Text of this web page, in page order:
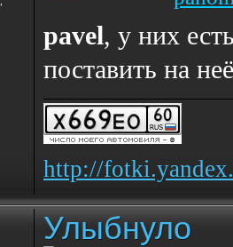
pavel, у них
поставить на
http://
Улыбнуло